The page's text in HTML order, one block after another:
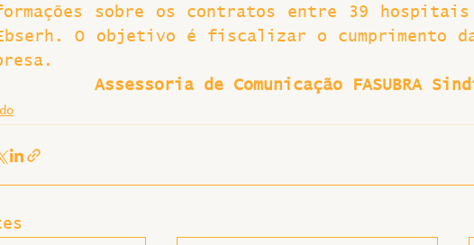
sobre os contratos entre 39
O objetivo é fiscalizar o cumprimento
Assessoria de Comunicação FASUBRA